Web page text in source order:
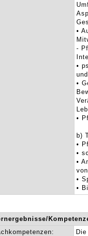
•
-
•
•
•
b)
•
•
•
•
•